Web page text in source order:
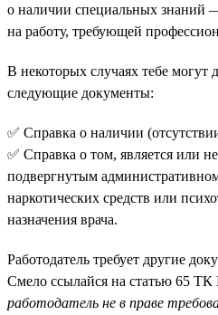
о наличии специальных знаний
на работу, требующей
В некоторых случаях тебе могут
следующие документы:
✅ Справка о наличии
✅ Справка о том, является или
подвергнутым
наркотических средств или
назначения врача.
Работодатель требует другие
Смело ссылайся на статью 65
работодатель не в праве